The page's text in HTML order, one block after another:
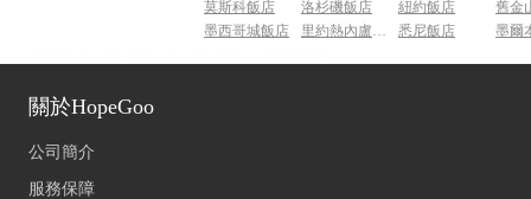
莫斯科飯店
洛杉磯飯店 紐約飯店
舊金
墨西哥城飯店
里約熱內盧飯店 悉尼飯店 墨爾
關於HopeGoo
公司簡介
服務保障